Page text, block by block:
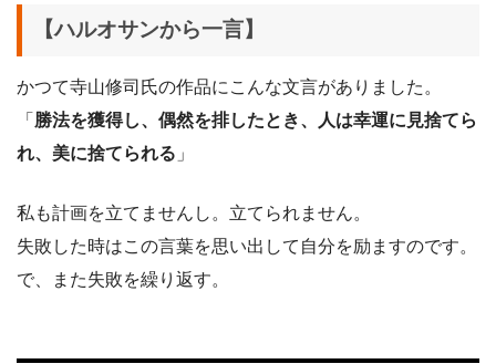
【ハルオサンから一言】
かつて寺山修司氏の作品にこんな文言がありました。
「 勝法を獲得し、偶然を排したとき、人は幸運に見捨てら
れ、美に捨てられる 」
私も計画を立てませんし。立てられません。
失敗した時はこの言葉を思い出して自分を励ますのです。
で、また失敗を繰り返す。